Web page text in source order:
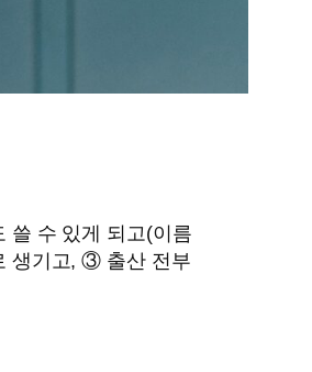
쓸 수 있게 되고(이름
생기고, ③ 출산 전부